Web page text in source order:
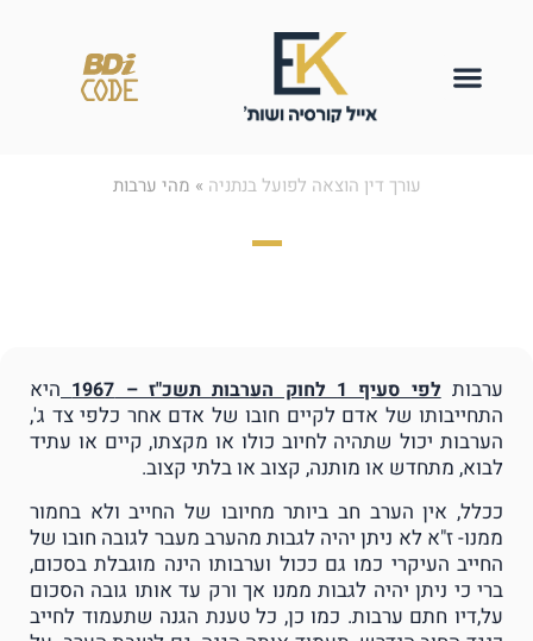
עורך דין הוצאה לפועל בנתניה » מהי ערבות
ערבות לפי סעיף 1 לחוק הערבות תשכ"ז – 1967
היא
התחייבותו של אדם לקיים חובו של אדם אחר כלפי צד ג',
הערבות יכול שתהיה לחיוב כולו או מקצתו, קיים או עתיד
לבוא, מתחדש או מותנה, קצוב או בלתי קצוב.
ככלל, אין הערב חב ביותר מחיובו של החייב ולא בחמור
ממנו- ז"א לא ניתן יהיה לגבות מהערב מעבר לגובה חובו של
החייב העיקרי כמו גם ככול וערבותו הינה מוגבלת בסכום,
ברי כי ניתן יהיה לגבות ממנו אך ורק עד אותו גובה הסכום
על,דיו חתם ערבות. כמו כן, כל טענת הגנה שתעמוד לחייב